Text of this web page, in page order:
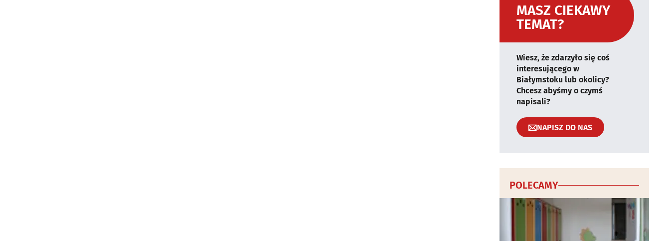
MASZ CIEKAWY
TEMAT?
Wiesz, że zdarzyło się coś
interesującego w
Białymstoku lub okolicy?
Chcesz abyśmy o czymś
napisali?
NAPISZ DO NAS
POLECAMY